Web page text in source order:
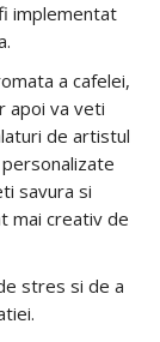
implementat
a cafelei,
apoi va veti
de artistul
savura si
mai creativ de
stres si de a